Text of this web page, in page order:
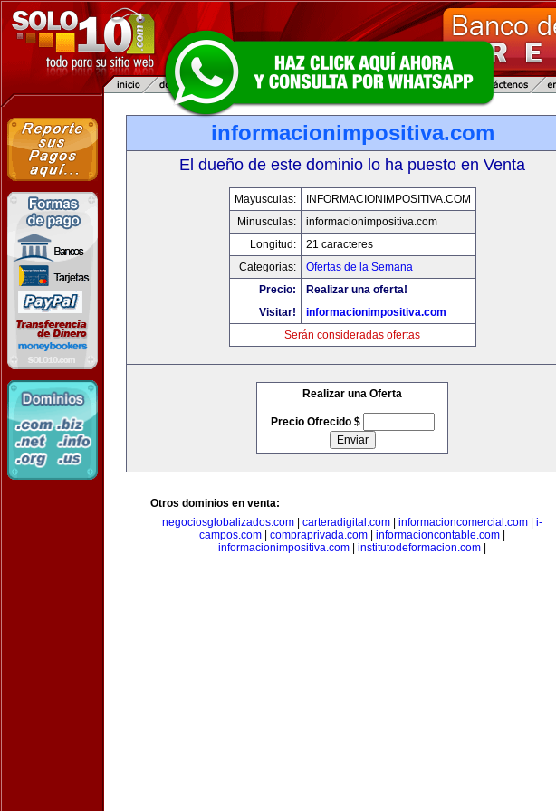
informacionimpositiva.com
El dueño de este dominio lo ha puesto en Venta
Mayusculas:
INFORMACIONIMPOSITIVA.COM
Minusculas:
informacionimpositiva.com
Longitud:
21 caracteres
Categorias:
Ofertas de la Semana
Precio:
Realizar una oferta!
Visitar!
informacionimpositiva.com
Serán consideradas ofertas
Realizar una Oferta
Precio Ofrecido $
Otros dominios en venta:
negociosglobalizados.com
carteradigital.com informacioncomercial.com
i-
campos.com
compraprivada.com informacioncontable.com
informacionimpositiva.com
institutodeformacion.com